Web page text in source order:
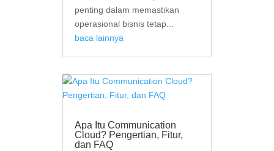
penting dalam memastikan
operasional bisnis tetap...
baca lainnya
Apa Itu Communication
Cloud? Pengertian, Fitur,
dan FAQ